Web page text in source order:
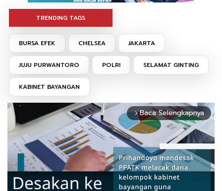
TRENDING TAGS
BURSA EFEK CHELSEA JAKARTA
JUJU PURWANTORO POLRI SELAMAT GINTING
KABINET BAYANGAN
arrow_forward_ios Baca Selengkapnya